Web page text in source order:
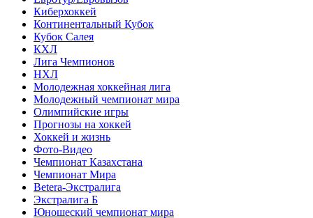
Киберхоккей
Континентальный Кубок
Кубок Салея
КХЛ
Лига Чемпионов
НХЛ
Молодежная хоккейная лига
Молодежный чемпионат мира
Олимпийские игры
Прогнозы на хоккей
Хоккей и жизнь
Фото-Видео
Чемпионат Казахстана
Чемпионат Мира
Betera-Экстралига
Экстралига Б
Юношеский чемпионат мира